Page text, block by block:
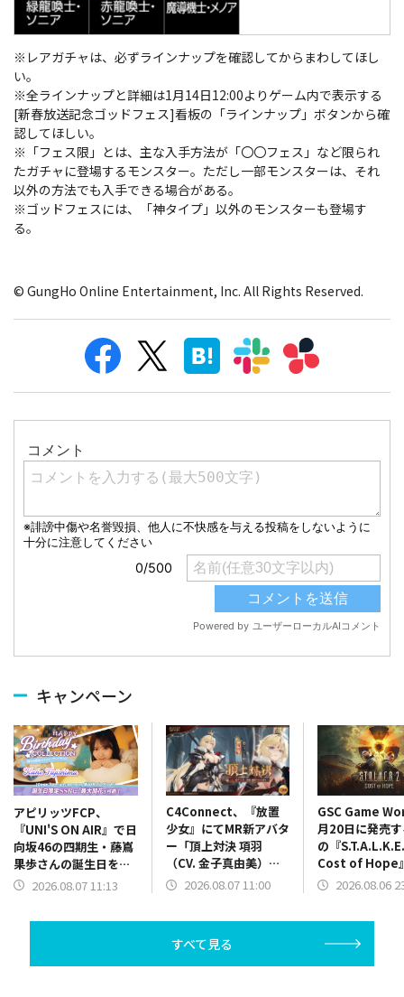
※レアガチャは、必ずラインナップを確認してからまわしてほし
い。
※全ラインナップと詳細は1月14日12:00よりゲーム内で表示する
[新春放送記念ゴッドフェス]看板の「ラインナップ」ボタンから確
認してほしい。
※「フェス限」とは、主な入手方法が「〇〇フェス」など限られ
たガチャに登場するモンスター。ただし一部モンスターは、それ
以外の方法でも入手できる場合がある。
※ゴッドフェスには、「神タイプ」以外のモンスターも登場す
る。
© GungHo Online Entertainment, Inc. All Rights Reserved.
キャンペーン
アピリッツFCP、
『UNI'S ON AIR』で日
向坂46の四期生・藤嶌
果歩さんの誕生日を記
念した「誕生日限定バ
2026.08.07 11:13
C4Connect、『放置
少女』にてMR新アバタ
ー「頂上対決 項羽
（CV. 金子真由美）」
が本日正午より登場
2026.08.07 11:00
GSC Game
月20日に発売
の『
Cost of Hope
ケーションを紹
2026.08.06
すべて見る